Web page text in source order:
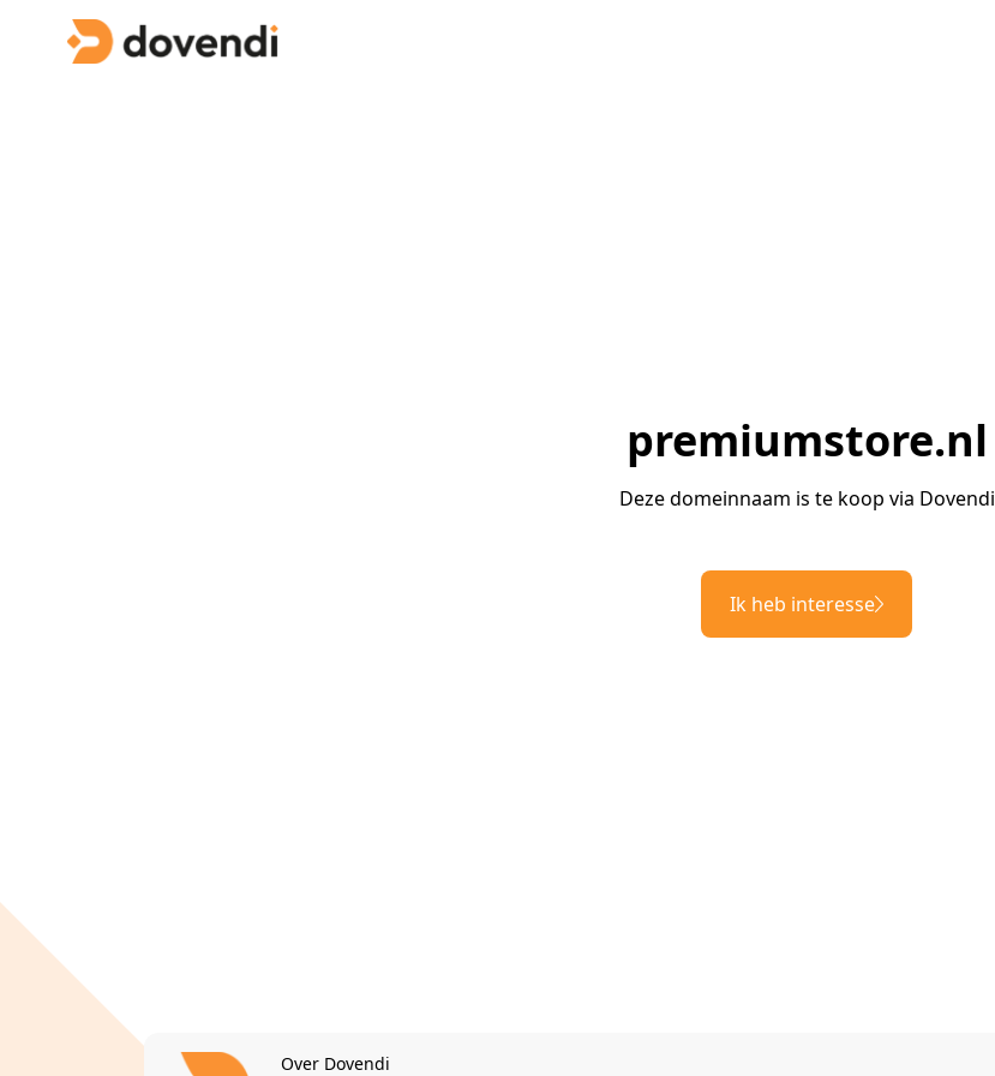
premiumstore.nl
Deze domeinnaam is te koop via Dovendi
Ik heb interesse
Over Dovendi